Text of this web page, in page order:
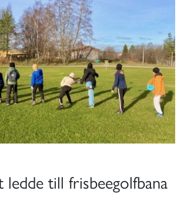
ledde till frisbeegolfbana